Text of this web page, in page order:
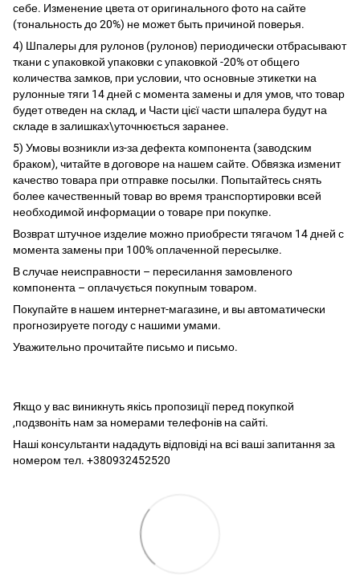
себе. Изменение цвета от оригинального фото на сайте
(тональность до 20%) не может быть причиной поверья.
4) Шпалеры для рулонов (рулонов) периодически отбрасывают
ткани с упаковкой упаковки с упаковкой -20% от общего
количества замков, при условии, что основные этикетки на
рулонные тяги 14 дней с момента замены и для умов, что товар
будет отведен на склад, и Части цієї части шпалера будут на
складе в залишках\уточнюється заранее.
5) Умовы возникли из-за дефекта компонента (заводским
браком), читайте в договоре на нашем сайте. Обвязка изменит
качество товара при отправке посылки. Попытайтесь снять
более качественный товар во время транспортировки всей
необходимой информации о товаре при покупке.
Возврат штучное изделие можно приобрести тягачом 14 дней с
момента замены при 100% оплаченной пересылке.
В случае неисправности – пересилання замовленого
компонента – оплачується покупным товаром.
Покупайте в нашем интернет-магазине, и вы автоматически
прогнозируете погоду с нашими умами.
Уважительно прочитайте письмо и письмо.
Якщо у вас виникнуть якісь пропозиції перед покупкой
,подзвоніть нам за номерами телефонів на сайті.
Наші консультанти нададуть відповіді на всі ваші запитання за
номером тел. +380932452520